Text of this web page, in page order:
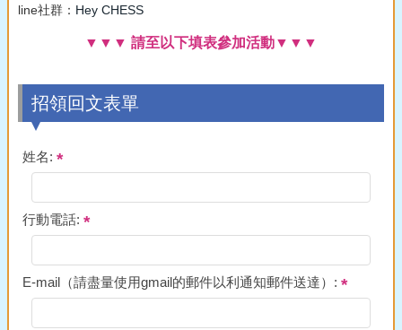
line社群： Hey CHESS
▼▼▼ 請至以下填表參加活動▼▼▼
招領回文表單
姓名:
行動電話:
E-mail（請盡量使用gmail的郵件以利通知郵件送達）: